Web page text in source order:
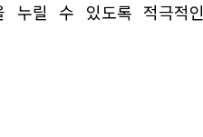
누릴 수 있도록 적극적인